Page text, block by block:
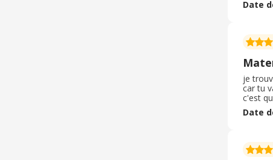
Je
Date
je
car tu
c'est
cinq a
ma
Date